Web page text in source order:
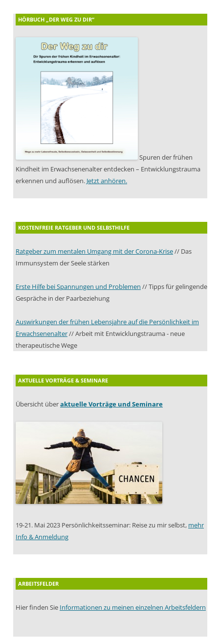
HÖRBUCH „DER WEG ZU DIR“
Spuren der frühen
Kindheit im Erwachsenenalter entdecken – Entwicklungstrauma
erkennen und auflösen. Jetzt anhören.
KOSTENFREIE RATGEBER UND SELBSTHILFE
Ratgeber zum mentalen Umgang mit der Corona-Krise// Das
Immunsystem der Seele stärken
Erste Hilfe bei Spannungen und Problemen // Tipps für gelingende
Gespräche in der Paarbeziehung
Auswirkungen der frühen Lebensjahre auf die Persönlichkeit im
Erwachsenenalter// Arbeit mit Entwicklungstrauma - neue
therapeutische Wege
AKTUELLE VORTRÄGE & SEMINARE
Übersicht überaktuelle Vorträge und Seminare
19-21. Mai 2023 Persönlichkeitsseminar: Reise zu mir selbst, mehr
Info & Anmeldung
ARBEITSFELDER
Hier finden Sie Informationen zu meinen einzelnen Arbeitsfeldern